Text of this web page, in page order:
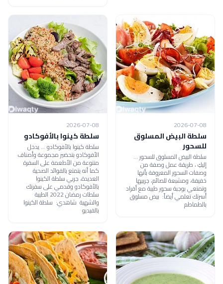
2026-07-08
سلطة البيض المسلوق
للسحور
سلطة البيض المسلوق للسحور ...
إليكِ ، طريقة عمل وصفة من
وصفات السحور المعروفة بأنها
خفيفة، ومشبعة للصائم، جربيها
وتمتعي بوجبة سحور طيبة مع أفراد
أسرتك تعلمي أيضاً: بيض مسلوق
بالطماطم
2026-07-08
سلطة كينوا بالأفوكادو
سلطة كينوا بالأفوكادو ... يدخل
الأفوكادو بتحضير مجموعة وأصناف
متنوعة من الأطعمة على السفرة
كما أنه يتمتع بالفوائد الصحية
العديدة، جربي سلطة الكينوا
بالأفوكادو وقدمي على سفرتك
سلطات رمضان 2022 الطيبة
والشهية شاهدي: سلطة الكينوا
بالفيديو